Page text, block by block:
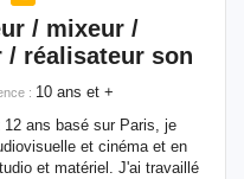
/ mixeur /
/ réalisateur son
: 10 ans et +
12 ans basé sur Paris, je
et cinéma et en
et matériel. J'ai travaillé